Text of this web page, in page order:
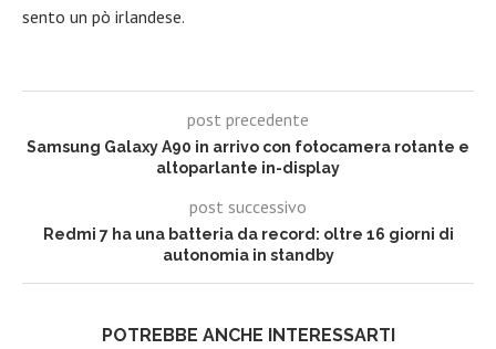
sento un pò irlandese.
post precedente
Samsung Galaxy A90 in arrivo con fotocamera rotante e
altoparlante in-display
post successivo
Redmi 7 ha una batteria da record: oltre 16 giorni di
autonomia in standby
POTREBBE ANCHE INTERESSARTI